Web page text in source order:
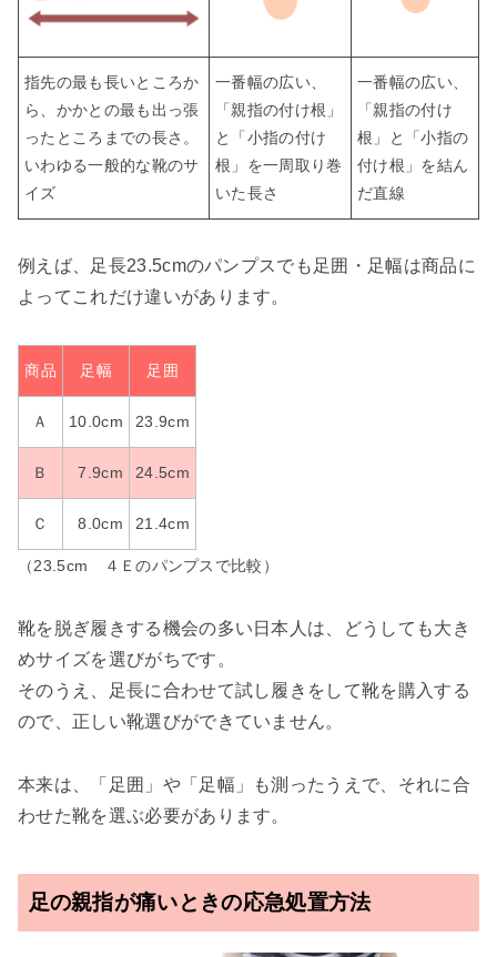
指先の最も長いところか
ら、かかとの最も出っ張
ったところまでの長さ。
いわゆる一般的な靴のサ
イズ
一番幅の広い、
「親指の付け根」
と「小指の付け
根」を一周取り巻
いた長さ
一番幅の広い、
「親指の付け
根」と「小指の
付け根」を結ん
だ直線
例えば、足長23.5cmのパンプスでも足囲・足幅は商品に
よってこれだけ違いがあります。
商品 足幅 足囲
Ａ 10.0cm 23.9cm
Ｂ 7.9cm 24.5cm
Ｃ 8.0cm 21.4cm
（23.5cm ４Ｅのパンプスで比較）
靴を脱ぎ履きする機会の多い日本人は、どうしても大き
めサイズを選びがちです。
そのうえ、足長に合わせて試し履きをして靴を購入する
ので、正しい靴選びができていません。
本来は、「足囲」や「足幅」も測ったうえで、それに合
わせた靴を選ぶ必要があります。
足の親指が痛いときの応急処置方法